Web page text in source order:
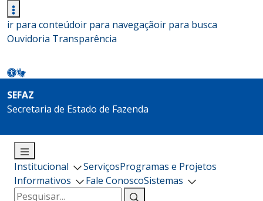
ir para conteúdoir para navegaçãoir para busca
Ouvidoria Transparência
SEFAZ
Secretaria de Estado de Fazenda
Institucional ServiçosProgramas e Projetos
Informativos
Fale ConoscoSistemas
Pesquisar